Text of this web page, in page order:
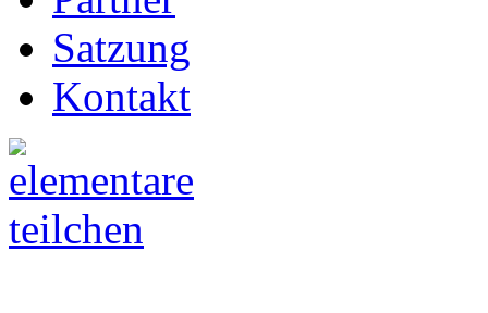
Satzung
Kontakt